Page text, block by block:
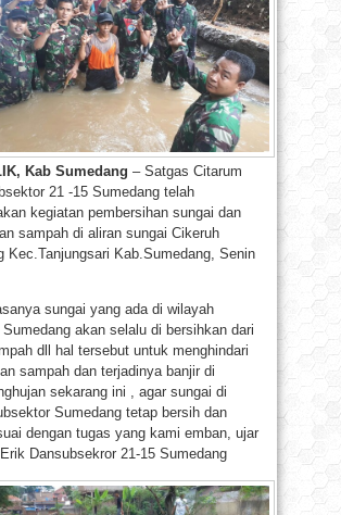
Kab Sumedang – Satgas Citarum
21 -15 Sumedang telah
kegiatan pembersihan sungai dan
sampah di aliran sungai Cikeruh
Kec.Tanjungsari Kab.Sumedang, Senin
sungai yang ada di wilayah
akan selalu di bersihkan dari
dll hal tersebut untuk menghindari
sampah dan terjadinya banjir di
sekarang ini , agar sungai di
Sumedang tetap bersih dan
dengan tugas yang kami emban, ujar
Dansubsekror 21-15 Sumedang